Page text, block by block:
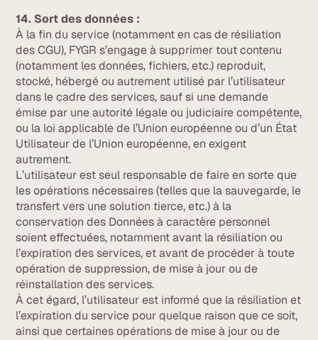
14. Sort des données :
À la fin du service (notamment en cas de résiliation
des CGU), FYGR s’engage à supprimer tout contenu
(notamment les données, fichiers, etc.) reproduit,
stocké, hébergé ou autrement utilisé par l’utilisateur
dans le cadre des services, sauf si une demande
émise par une autorité légale ou judiciaire compétente,
ou la loi applicable de l’Union européenne ou d’un État
Utilisateur de l’Union européenne, en exigent
autrement.
L’utilisateur est seul responsable de faire en sorte que
les opérations nécessaires (telles que la sauvegarde, le
transfert vers une solution tierce, etc.) à la
conservation des Données à caractère personnel
soient effectuées, notamment avant la résiliation ou
l’expiration des services, et avant de procéder à toute
opération de suppression, de mise à jour ou de
réinstallation des services.
À cet égard, l’utilisateur est informé que la résiliation et
l’expiration du service pour quelque raison que ce soit,
ainsi que certaines opérations de mise à jour ou de